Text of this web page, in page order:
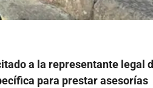
a la representante legal
para prestar asesorías